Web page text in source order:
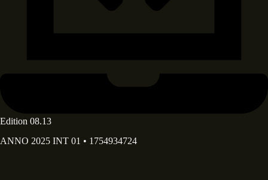
Edition 08.13
ANNO 2025 INT 01 • 1754934724